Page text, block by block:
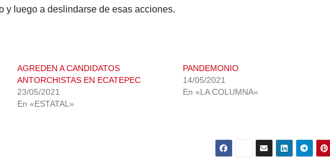
y luego a deslindarse de esas acciones.
AGREDEN A CANDIDATOS
ANTORCHISTAS EN ECATEPEC
23/05/2021
En «ESTATAL»
PANDEMONIO
14/05/2021
En «LA COLUMNA»